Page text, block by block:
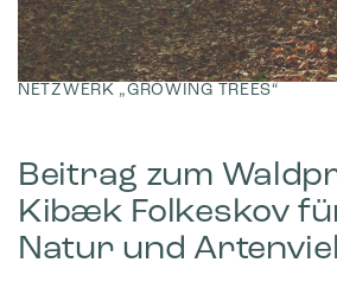
NETZWERK „GROWING TREES“
Beitrag zum
Kibæk Folkeskov
Natur und